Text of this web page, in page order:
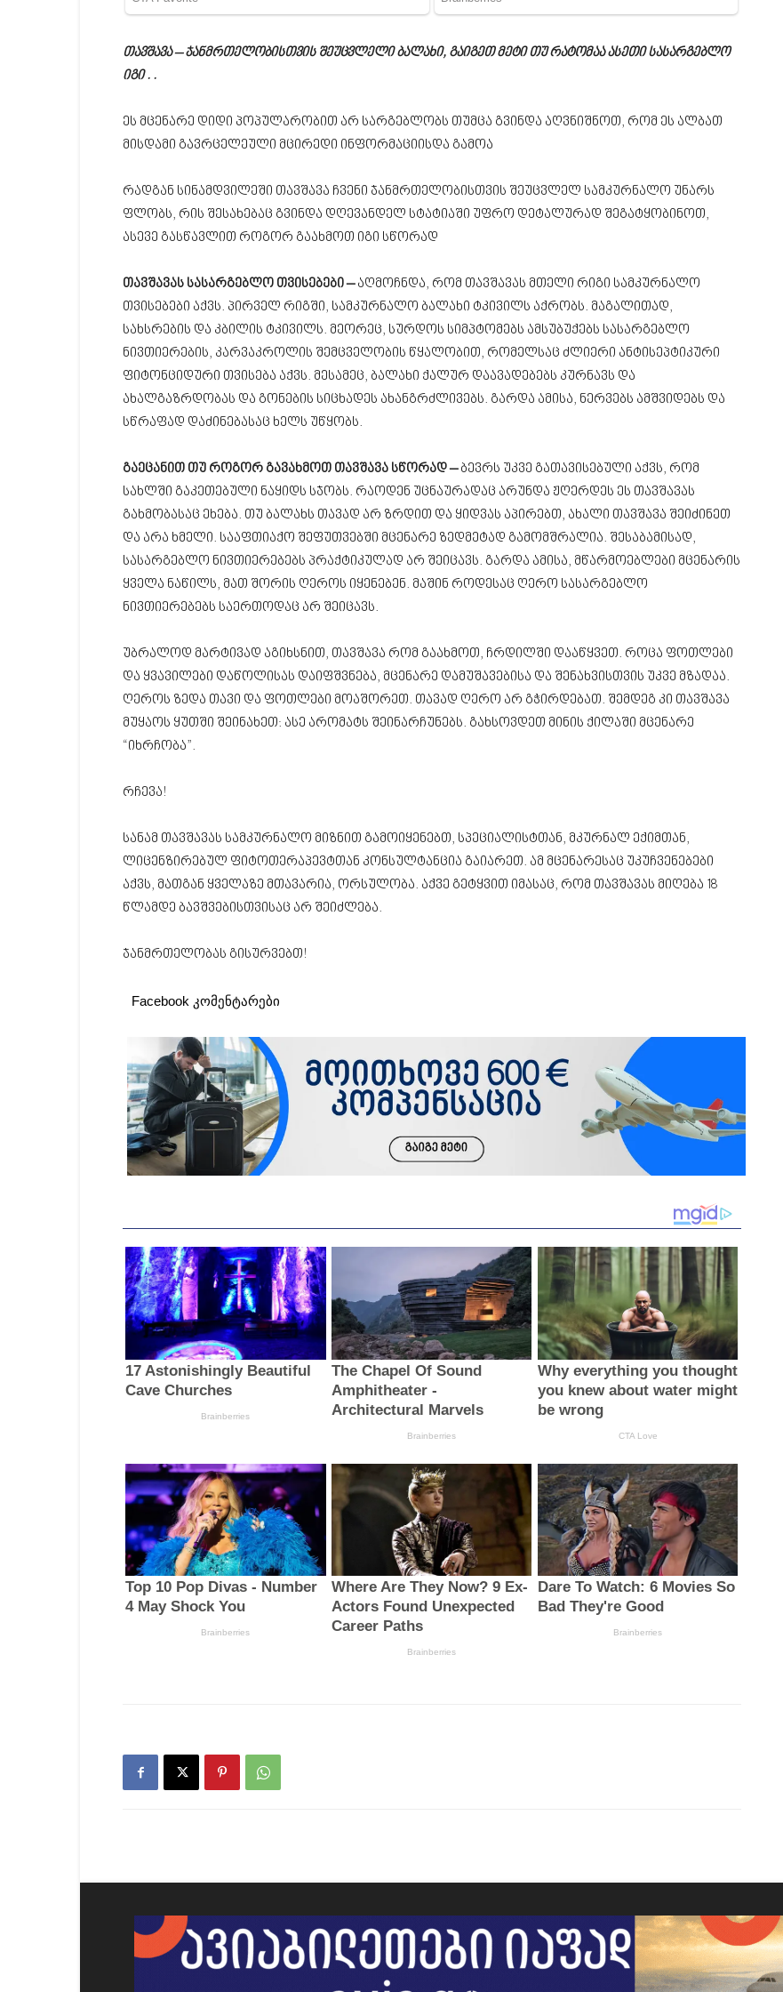
თავშავა – ჯანმრთელობისთვის შეუცვლელი ბალახი, გაიგეთ მეტი თუ რატომაა ასეთი სასარგებლო
იგი . .
ეს მცენარე დიდი პოპულარობით არ სარგებლობს თუმცა გვინდა აღვნიშნოთ, რომ ეს ალბათ
მისდამი გავრცელეული მცირედი ინფორმაციისდა გამოა
რადგან სინამდვილეში თავშავა ჩვენი ჯანმრთელობისთვის შეუცვლელ სამკურნალო უნარს
ფლობს, რის შესახებაც გვინდა დღევანდელ სტატიაში უფრო დეტალურად შეგატყობინოთ,
ასევე გასწავლით როგორ გაახმოთ იგი სწორად
თავშავას სასარგებლო თვისებები –აღმოჩნდა, რომ თავშავას მთელი რიგი სამკურნალო
თვისებები აქვს. პირველ რიგში, სამკურნალო ბალახი ტკივილს აქრობს. მაგალითად,
სახსრების და კბილის ტკივილს. მეორეც, სურდოს სიმპტომებს ამსუბუქებს სასარგებლო
ნივთიერების, კარვაკროლის შემცველობის წყალობით, რომელსაც ძლიერი ანტისეპტიკური
ფიტონციდური თვისება აქვს. მესამეც, ბალახი ქალურ დაავადებებს კურნავს და
ახალგაზრდობას და გონების სიცხადეს ახანგრძლივებს. გარდა ამისა, ნერვებს ამშვიდებს და
სწრაფად დაძინებასაც ხელს უწყობს.
გაეცანით თუ როგორ გავახმოთ თავშავა სწორად –ბევრს უკვე გათავისებული აქვს, რომ
სახლში გაკეთებული ნაყიდს სჯობს. რაოდენ უცნაურადაც არუნდა ჟღერდეს ეს თავშავას
გახმობასაც ეხება. თუ ბალახს თავად არ ზრდით და ყიდვას აპირებთ, ახალი თავშავა შეიძინეთ
და არა ხმელი. სააფთიაქო შეფუთვებში მცენარე ზედმეტად გამომშრალია. შესაბამისად,
სასარგებლო ნივთიერებებს პრაქტიკულად არ შეიცავს. გარდა ამისა, მწარმოებლები მცენარის
ყველა ნაწილს, მათ შორის ღეროს იყენებენ. მაშინ როდესაც ღერო სასარგებლო
ნივთიერებებს საერთოდაც არ შეიცავს.
უბრალოდ მარტივად აგიხსნით, თავშავა რომ გაახმოთ, ჩრდილში დააწყვეთ. როცა ფოთლები
და ყვავილები დაწოლისას დაიფშვნება, მცენარე დამუშავებისა და შენახვისთვის უკვე მზადაა.
ღეროს ზედა თავი და ფოთლები მოაშორეთ. თავად ღერო არ გჭირდებათ. შემდეგ კი თავშავა
მუყაოს ყუთში შეინახეთ: ასე არომატს შეინარჩუნებს. გახსოვდეთ მინის ქილაში მცენარე
“იხრჩობა”.
რჩევა!
სანამ თავშავას სამკურნალო მიზნით გამოიყენებთ, სპეციალისტთან, მკურნალ ექიმთან,
ლიცენზირებულ ფიტოთერაპევტთან კონსულტანცია გაიარეთ. ამ მცენარესაც უკუჩვენებები
აქვს, მათგან ყველაზე მთავარია, ორსულობა. აქვე გეტყვით იმასაც, რომ თავშავას მიღება 18
წლამდე ბავშვებისთვისაც არ შეიძლება.
ჯანმრთელობას გისურვებთ!
Facebook კომენტარები